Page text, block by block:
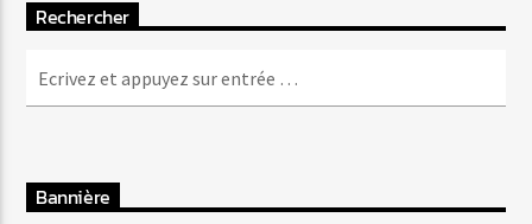
Rechercher
Bannière